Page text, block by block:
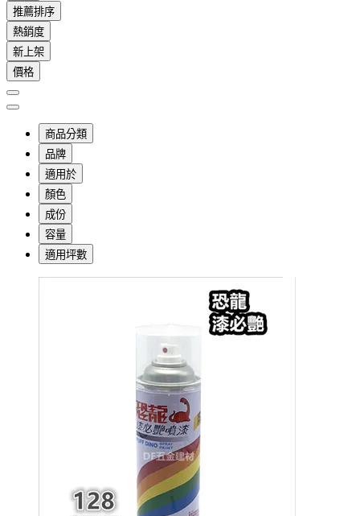
推薦排序
熱銷度
新上架
價格
商品分類
品牌
適用於
顏色
成份
容量
適用坪數